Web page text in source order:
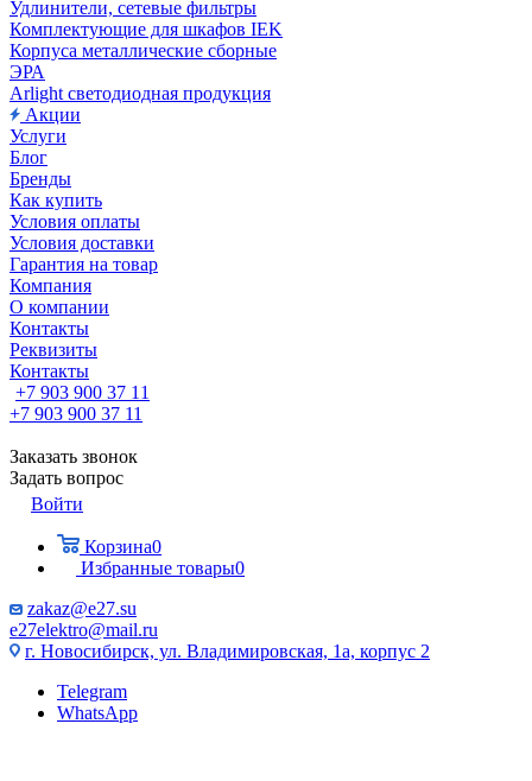
Удлинители, сетевые фильтры
Комплектующие для шкафов IEK
Корпуса металлические сборные
ЭРА
Arlight светодиодная продукция
Акции
Услуги
Блог
Бренды
Как купить
Условия оплаты
Условия доставки
Гарантия на товар
Компания
О компании
Контакты
Реквизиты
Контакты
+7 903 900 37 11
+7 903 900 37 11
Заказать звонок
Задать вопрос
Войти
Корзина0
Избранные товары0
zakaz@e27.su
e27elektro@mail.ru
г. Новосибирск, ул. Владимировская, 1а, корпус 2
Telegram
WhatsApp